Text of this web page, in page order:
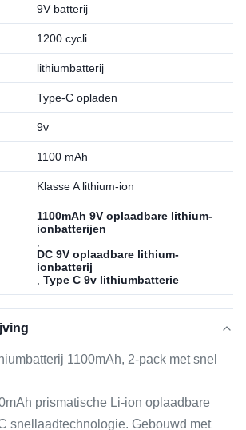
9V batterij
1200 cycli
lithiumbatterij
Type-C opladen
9v
1100 mAh
Klasse A lithium-ion
1100mAh 9V oplaadbare lithium-
ionbatterijen
DC 9V oplaadbare lithium-
ionbatterij
Type C 9v lithiumbatterie
1100mAh, 2-pack met snel
prismatische Li-ion oplaadbare
snellaadtechnologie. Gebouwd met